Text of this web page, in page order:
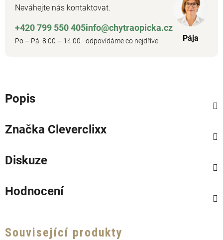
Neváhejte nás kontaktovat.
+420 799 550 405
Po – Pá 8:00 – 14:00
info@chytraopicka.cz
odpovídáme co nejdříve Pája
Popis
Značka Cleverclixx
Diskuze
Hodnocení
Související produkty